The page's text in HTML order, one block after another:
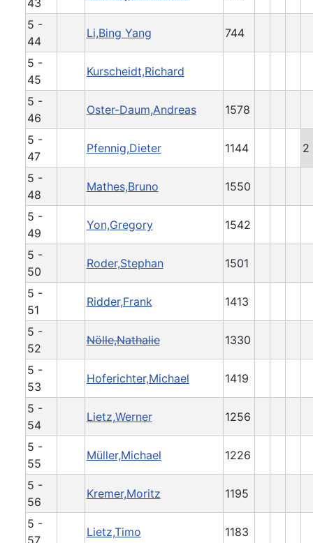
5 -
44
Li,Bing Yang 744
5 -
45
Kurscheidt,Richard
5 -
46
Oster-Daum,Andreas 1578
5 -
47
Pfennig,Dieter 1144 2
5 -
48
Mathes,Bruno 1550
5 -
49
Yon,Gregory 1542
5 -
50
Roder,Stephan 1501
5 -
51
Ridder,Frank 1413
5 -
52
Nölle,Nathalie 1330
5 -
53
Hoferichter,Michael 1419
5 -
54
Lietz,Werner 1256
5 -
55
Müller,Michael 1226
5 -
56
Kremer,Moritz 1195
5 -
57
Lietz,Timo 1183